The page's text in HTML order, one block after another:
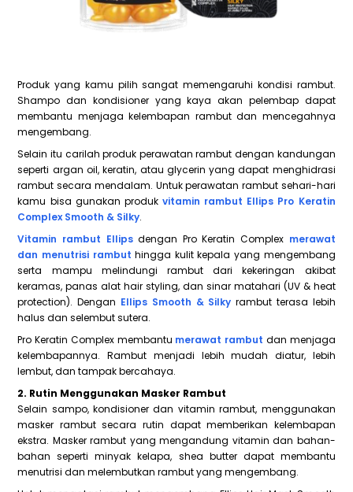
Produk yang kamu pilih sangat memengaruhi kondisi rambut.
Shampo dan kondisioner yang kaya akan pelembap dapat
membantu menjaga kelembapan rambut dan mencegahnya
mengembang.
Selain itu carilah produk perawatan rambut dengan kandungan
seperti argan oil, keratin, atau glycerin yang dapat menghidrasi
rambut secara mendalam. Untuk perawatan rambut sehari-hari
kamu bisa gunakan produk vitamin rambut Ellips Pro Keratin
Complex Smooth & Silky.
Vitamin rambut Ellipsdengan Pro Keratin Complex merawat
dan menutrisi rambut hingga kulit kepala yang mengembang
serta mampu melindungi rambut dari kekeringan akibat
keramas, panas alat hair styling, dan sinar matahari (UV & heat
protection). Dengan Ellips Smooth & Silky rambut terasa lebih
halus dan selembut sutera.
Pro Keratin Complex membantu merawat rambut dan menjaga
kelembapannya. Rambut menjadi lebih mudah diatur, lebih
lembut, dan tampak bercahaya.
2. Rutin Menggunakan Masker Rambut
Selain sampo, kondisioner dan vitamin rambut, menggunakan
masker rambut secara rutin dapat memberikan kelembapan
ekstra. Masker rambut yang mengandung vitamin dan bahan-
bahan seperti minyak kelapa, shea butter dapat membantu
menutrisi dan melembutkan rambut yang mengembang.